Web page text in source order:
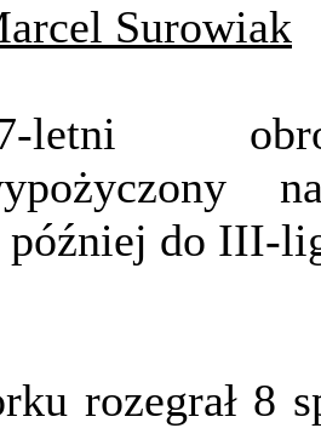
Surowiak
letni
do III-
rozegrał 8